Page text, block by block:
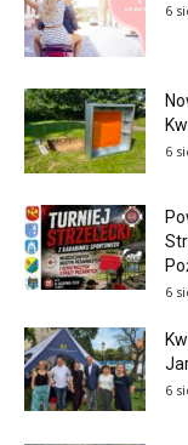
6
6
6
6